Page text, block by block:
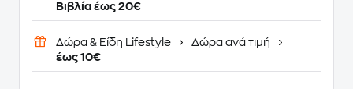
Βιβλία έως 20€
Δώρα & Είδη Lifestyle
Δώρα ανά τιμή
έως 10€